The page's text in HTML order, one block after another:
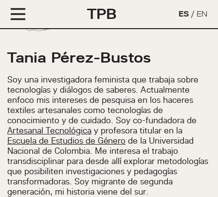
TPB ES / EN
Tania Pérez-Bustos
Soy una investigadora feminista que trabaja sobre
tecnologías y diálogos de saberes. Actualmente
enfoco mis intereses de pesquisa en los haceres
textiles artesanales como tecnologías de
conocimiento y de cuidado. Soy co-fundadora de
Artesanal Tecnológica y profesora titular en la
Escuela de Estudios de Género de la Universidad
Nacional de Colombia. Me interesa el trabajo
transdisciplinar para desde allí explorar metodologías
que posibiliten investigaciones y pedagogías
transformadoras. Soy migrante de segunda
generación, mi historia viene del sur.